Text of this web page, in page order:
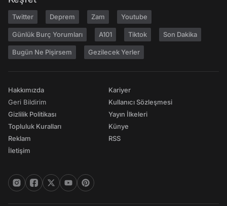
Twitter Deprem Zam Youtube
Günlük Burç Yorumları A101 Tiktok Son Dakika
Bugün Ne Pişirsem Gezilecek Yerler
Hakkımızda
Geri Bildirim
Gizlilik Politikası
Topluluk Kuralları
Reklam
İletişim
Kariyer
Kullanıcı Sözleşmesi
Yayın İlkeleri
Künye
RSS